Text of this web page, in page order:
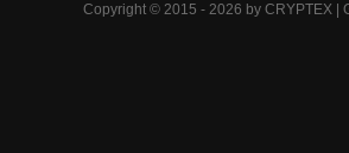
Copyright © 2015 - 2026 by CRYPTEX |